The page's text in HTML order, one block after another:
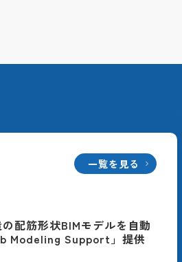
一覧を見る
配筋形状BIMモデルを自動
Modeling Support」提供